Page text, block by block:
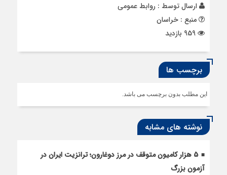
ارسال توسط : روابط عمومی
منبع : خراسان
برچسب ها
این مطلب بدون برچسب می باشد.
نوشته های مشابه
5 هزار کامیون متوقف در مرز دوغارون؛ ترانزیت ایران در
آزمون بزرگ